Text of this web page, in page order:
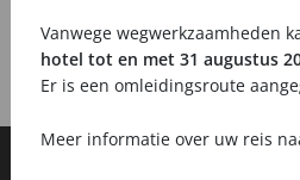
Vanwege wegwerkzaamheden
hotel tot en met 31 augustus
Er is een omleidingsroute
Meer informatie over uw reis